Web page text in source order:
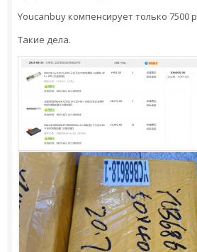
Youcanbuy компенсирует только 7500 р
Такие дела.